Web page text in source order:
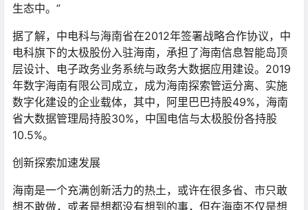
生态中。”
据了解，中电科与海南省在2012年签署战略合作协议，中
电科旗下的太极股份入驻海南，承担了海南信息智能岛顶
层设计、电子政务业务系统与政务大数据应用建设。2019
年数字海南有限公司成立，成为海南探索管运分离、实施
数字化建设的企业载体，其中，阿里巴巴持股49%，海南
省大数据管理局持股30%，中国电信与太极股份各持股
10.5%。
创新探索加速发展
海南是一个充满创新活力的热土，或许在很多省、市只敢
想不敢做，或者是想都没有想到的事，但在海南不仅是想